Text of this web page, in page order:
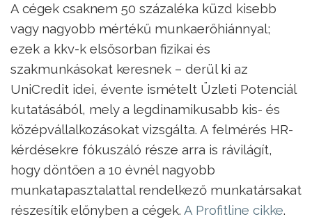
A cégek csaknem 50 százaléka küzd kisebb
vagy nagyobb mértékű munkaerőhiánnyal;
ezek a kkv-k elsősorban fizikai és
szakmunkásokat keresnek – derül ki az
UniCredit idei, évente ismételt Üzleti Potenciál
kutatásából, mely a legdinamikusabb kis- és
középvállalkozásokat vizsgálta. A felmérés HR-
kérdésekre fókuszáló része arra is rávilágít,
hogy döntően a 10 évnél nagyobb
munkatapasztalattal rendelkező munkatársakat
részesítik előnyben a cégek. A Profitline cikke.